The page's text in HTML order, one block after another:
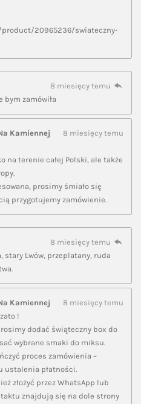
20965236/swiateczny-
8 miesięcy temu
bym zamówiła
Kamiennej
8 miesięcy temu
na terenie całej Polski, ale także
prosimy śmiało się
przygotujemy zamówienie.
8 miesięcy temu
stary Lwów, przeplatany, ruda
Kamiennej
8 miesięcy temu
!
dodać świąteczny box do
wybrane smaki do miksu.
proces zamówienia –
ustalenia płatności.
złożyć przez WhatsApp lub
znajdują się na dole strony